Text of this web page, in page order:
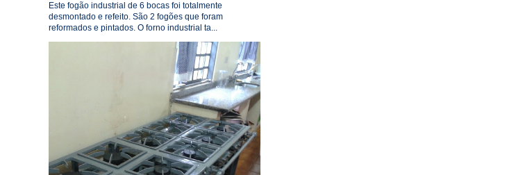
Este fogão industrial de 6 bocas foi totalmente
desmontado e refeito. São 2 fogões que foram
reformados e pintados. O forno industrial ta...